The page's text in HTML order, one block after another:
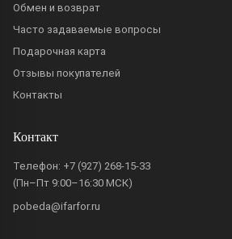
Обмен и возврат
Часто задаваемые вопросы
Подарочная карта
Отзывы покупателей
Контакты
Контакт
Телефон: +7 (927) 268-15-33
(Пн–Пт 9:00–16:30 МСК)
pobeda@ifarfor.ru